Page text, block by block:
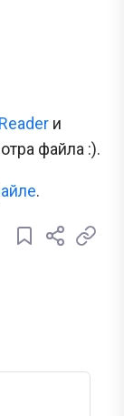
и
файла :).
.